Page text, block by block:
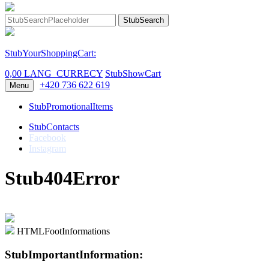
StubSearch
StubYourShoppingCart:
0,00 LANG_CURRECY StubShowCart
Menu +420 736 622 619
StubPromotionalItems
StubContacts
Facebook
Instagram
Stub404Error
HTMLFootInformations
StubImportantInformation: